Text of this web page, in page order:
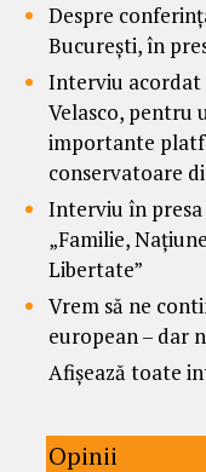
Despre
București, în
Interviu acordat
Velasco, pentru
importante
conservatoare
Interviu în presa
„Familie,
Libertate”
Vrem să ne
european – dar
Afișează toate
Opinii